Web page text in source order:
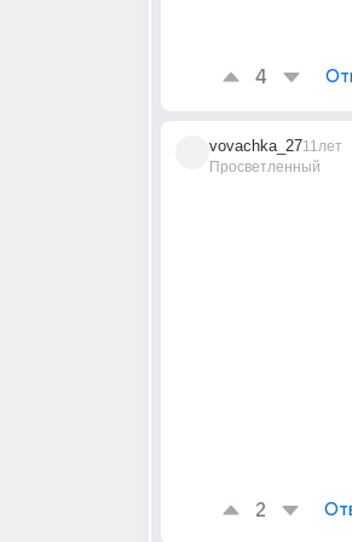
4
vovachka_27
Просветленный
11лет
2